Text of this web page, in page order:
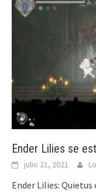
Ender Lilies se
julio 21, 2021
Ender Lilies: